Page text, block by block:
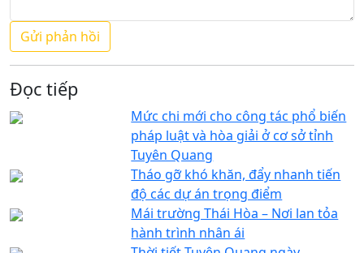
Đọc tiếp
Mức chi mới cho công tác phổ biến
pháp luật và hòa giải ở cơ sở tỉnh
Tuyên Quang
Tháo gỡ khó khăn, đẩy nhanh tiến
độ các dự án trọng điểm
Mái trường Thái Hòa – Nơi lan tỏa
hành trình nhân ái